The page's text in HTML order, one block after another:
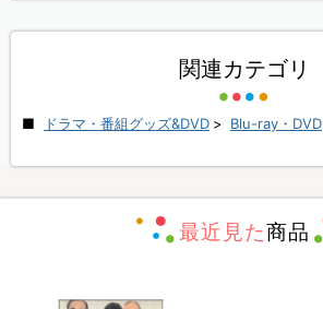
関連カテゴリ
ドラマ・番組グッズ&DVD > Blu-ray・DVD
最近見た商品